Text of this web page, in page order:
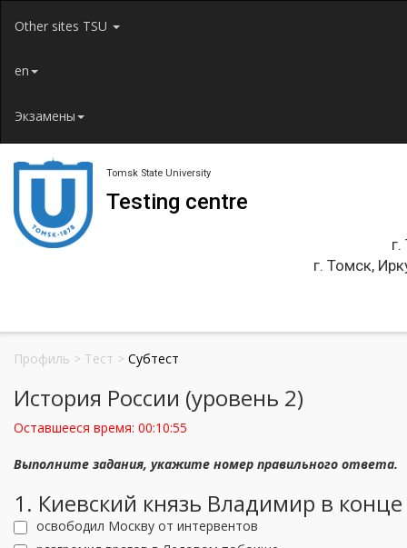
Other sites TSU
en
Экзамены
Tomsk State University
Testing centre
г. Томск,
Профиль > Тест > Субтест
История России (уровень 2)
Оставшееся время: 00:10:55
Выполните задания, укажите номер правильного ответа.
1. Киевский князь Владимир в конце
освободил Москву от интервентов